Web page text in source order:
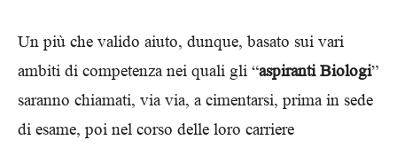
Un più che valido aiuto, dunque, basato sui vari
ambiti di competenza nei quali gli “aspiranti Biologi”
saranno chiamati, via via, a cimentarsi, prima in sede
di esame, poi nel corso delle loro carriere